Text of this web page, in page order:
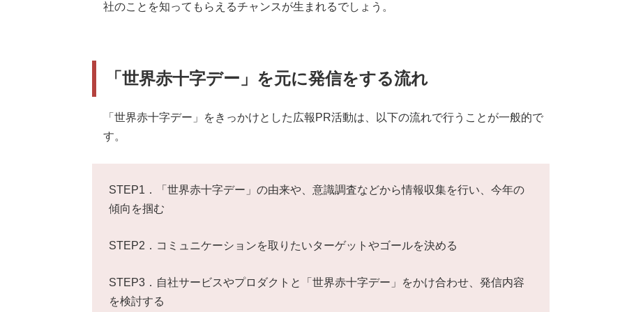
社のことを知ってもらえるチャンスが生まれるでしょう。
「世界赤十字デー」を元に発信をする流れ
「世界赤十字デー」をきっかけとした広報PR活動は、以下の流れで行うことが一般的で
す。
STEP1．「世界赤十字デー」の由来や、意識調査などから情報収集を行い、今年の
傾向を掴む
STEP2．コミュニケーションを取りたいターゲットやゴールを決める
STEP3．自社サービスやプロダクトと「世界赤十字デー」をかけ合わせ、発信内容
を検討する